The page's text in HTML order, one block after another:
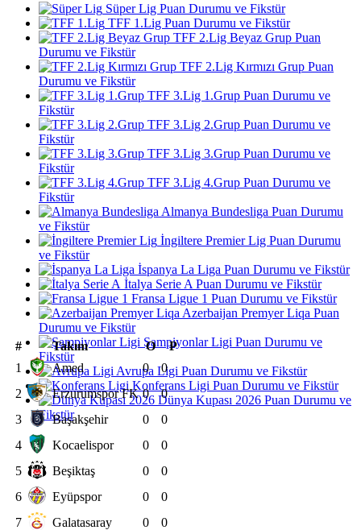
Süper Lig Puan Durumu ve Fikstür
TFF 1.Lig Puan Durumu ve Fikstür
TFF 2.Lig Beyaz Grup Puan
Durumu ve Fikstür
TFF 2.Lig Kırmızı Grup Puan
Durumu ve Fikstür
TFF 3.Lig 1.Grup Puan Durumu ve
Fikstür
TFF 3.Lig 2.Grup Puan Durumu ve
Fikstür
TFF 3.Lig 3.Grup Puan Durumu ve
Fikstür
TFF 3.Lig 4.Grup Puan Durumu ve
Fikstür
Almanya Bundesliga Puan Durumu
ve Fikstür
İngiltere Premier Lig Puan Durumu
ve Fikstür
İspanya La Liga Puan Durumu ve Fikstür
İtalya Serie A Puan Durumu ve Fikstür
Fransa Ligue 1 Puan Durumu ve Fikstür
Azerbaijan Premyer Liqa Puan
Durumu ve Fikstür
Şampiyonlar Ligi Puan Durumu ve
Fikstür
Avrupa Ligi Puan Durumu ve Fikstür
Konferans Ligi Puan Durumu ve Fikstür
Dünya Kupası 2026 Puan Durumu ve
Fikstür
# Takım O
P
1
Amed 0
0
2
Erzurumspor FK 0
0
3
Başakşehir 0
0
4
Kocaelispor 0
0
5
Beşiktaş 0
0
6
Eyüpspor 0
0
7
Galatasaray 0
0